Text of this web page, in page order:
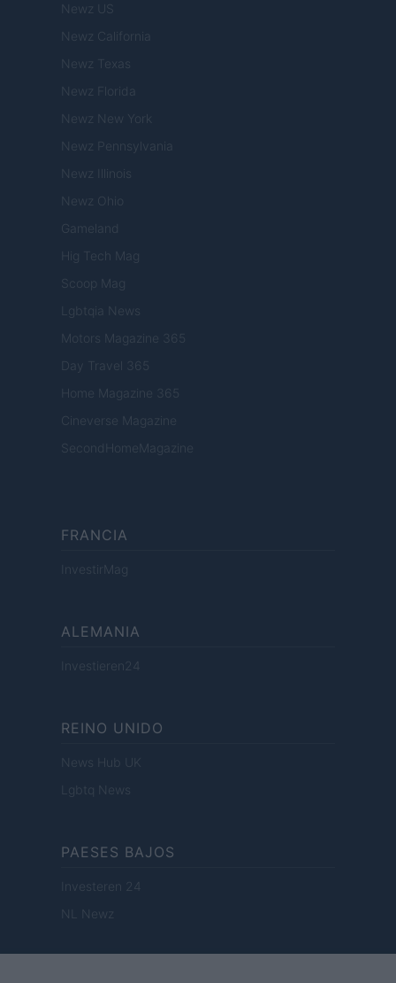
Newz US
Newz California
Newz Texas
Newz Florida
Newz New York
Newz Pennsylvania
Newz Illinois
Newz Ohio
Gameland
Hig Tech Mag
Scoop Mag
Lgbtqia News
Motors Magazine 365
Day Travel 365
Home Magazine 365
Cineverse Magazine
SecondHomeMagazine
FRANCIA
InvestirMag
ALEMANIA
Investieren24
REINO UNIDO
News Hub UK
Lgbtq News
PAESES BAJOS
Investeren 24
NL Newz